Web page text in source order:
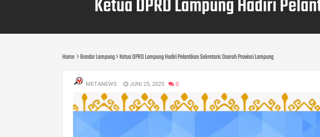
Ketua DPRD Lampung Hadiri
Home Bandar Lampung Ketua DPRD Lampung Hadiri Pelantikan Sekretaris Daerah Provinsi Lampung
METANEWS JUNI 25, 2025 0